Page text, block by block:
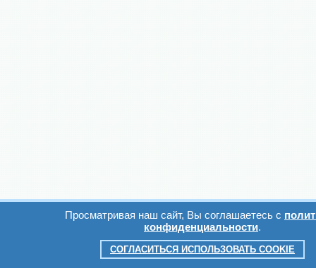
Просматривая наш сайт, Вы соглашаетесь с
конфиденциальности.
СОГЛАСИТЬСЯ ИСПОЛЬЗОВАТЬ COOKIE